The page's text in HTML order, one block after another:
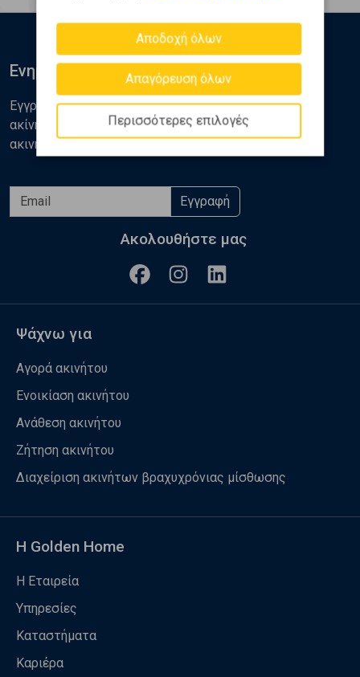
Αποδοχή όλων
Απαγόρευση όλων
Περισσότερες επιλογές
Ενημερωθείτε
Εγγραφείτε στο newsletter της Golden Home για νέα
ακίνητα, αναλύσεις και διάφορα θέματα της αγοράς
ακινήτων
Εγγραφή
Ακολουθήστε μας
Ψάχνω για
Αγορά ακινήτου
Ενοικίαση ακινήτου
Ανάθεση ακινήτου
Ζήτηση ακινήτου
Διαχείριση ακινήτων βραχυχρόνιας μίσθωσης
Η Golden Home
Η Εταιρεία
Υπηρεσίες
Καταστήματα
Καριέρα